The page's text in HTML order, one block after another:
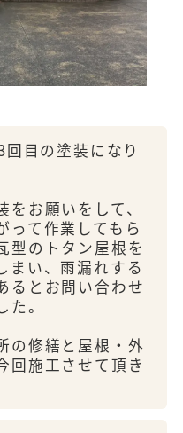
目の塗装になり
をお願いをして、
って作業してもら
型のトタン屋根を
まい、雨漏れする
るとお問い合わせ
た。
の修繕と屋根・外
回施工させて頂き